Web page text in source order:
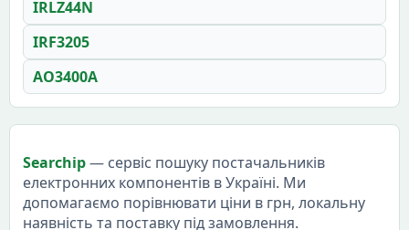
IRLZ44N
IRF3205
AO3400A
Searchip— сервіс пошуку постачальників
електронних компонентів в Україні. Ми
допомагаємо порівнювати ціни в грн, локальну
наявність та поставку під замовлення.